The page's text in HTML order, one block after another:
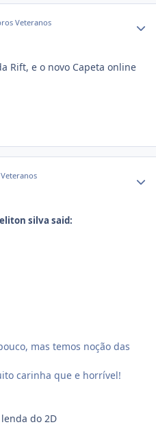
Veteranos
Rift, e o novo Capeta online
silva said:
mas temos noção das
carinha que e horrível!
do 2D